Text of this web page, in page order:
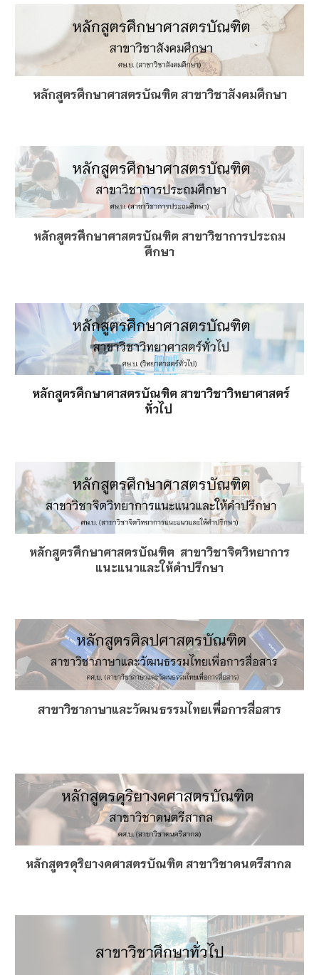
หลักสูตรศึกษาศาสตรบัณฑิต สาขาวิชาสังคมศึกษา
หลักสูตรศึกษาศาสตรบัณฑิต สาขาวิชาการประถม
ศึกษา
หลักสูตรศึกษาศาสตรบัณฑิต สาขาวิชาวิทยาศาสตร์
ทั่วไป
หลักสูตรศึกษาศาสตรบัณฑิต สาขาวิชาจิตวิทยาการ
แนะแนวและให้คำปรึกษา
สาขาวิชาภาษาและวัฒนธรรมไทยเพื่อการสื่อสาร
หลักสูตรดุริยางคศาสตรบัณฑิต สาขาวิชาดนตรีสากล